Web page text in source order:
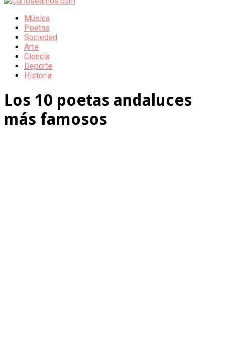
Música
Poetas
Sociedad
Arte
Ciencia
Deporte
Historia
Los 10 poetas andaluces
más famosos